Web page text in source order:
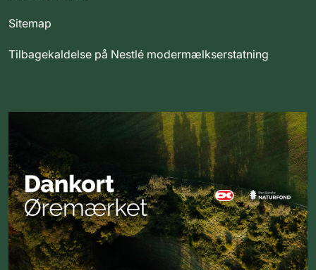
Sitemap
Tilbagekaldelse på Nestlé modermælkserstatning